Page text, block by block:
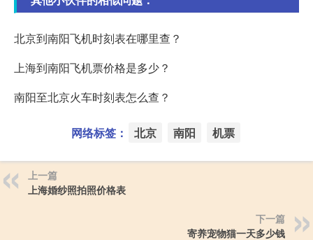
北京到南阳飞机时刻表在哪里查？
上海到南阳飞机票价格是多少？
南阳至北京火车时刻表怎么查？
网络标签： 北京 南阳 机票
上一篇
上海婚纱照拍照价格表
下一篇
寄养宠物猫一天多少钱